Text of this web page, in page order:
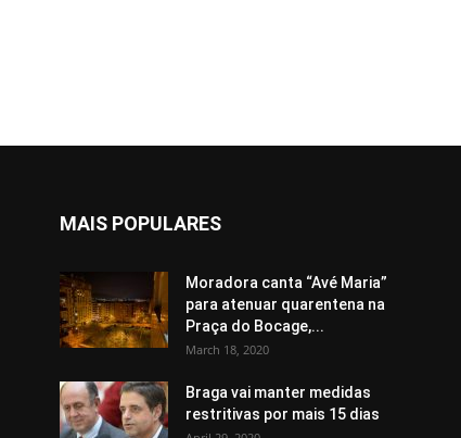
MAIS POPULARES
Moradora canta “Avé Maria”
para atenuar quarentena na
Praça do Bocage,...
March 18, 2020
Braga vai manter medidas
restritivas por mais 15 dias